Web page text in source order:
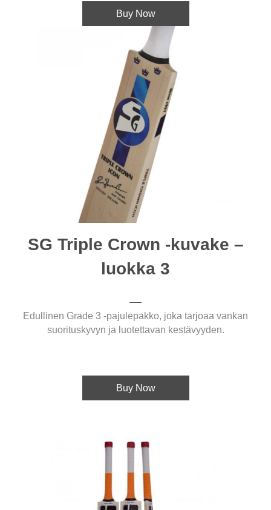
Buy Now
SG Triple Crown -kuvake –
luokka 3
Edullinen Grade 3 -pajulepakko, joka tarjoaa vankan
suorituskyvyn ja luotettavan kestävyyden.
Buy Now